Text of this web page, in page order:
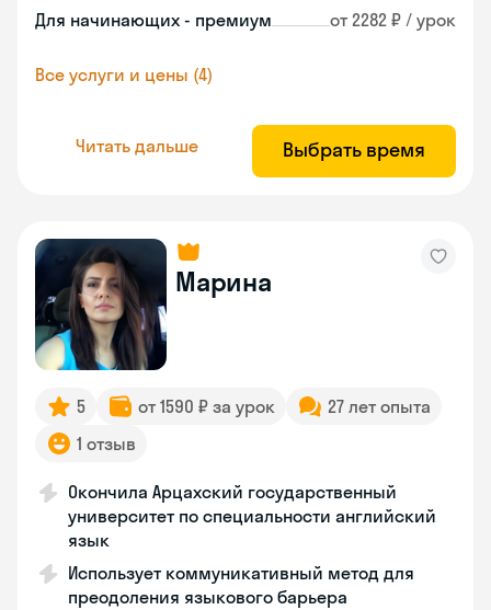
Для начинающих - премиум от 2282 ₽ / урок
Все услуги и цены (4)
Читать дальше Выбрать время
Марина
5 от 1590 ₽ за урок
27 лет опыта
1 отзыв
Окончила Арцахский государственный
университет по специальности английский
язык
Использует коммуникативный метод для
преодоления языкового барьера